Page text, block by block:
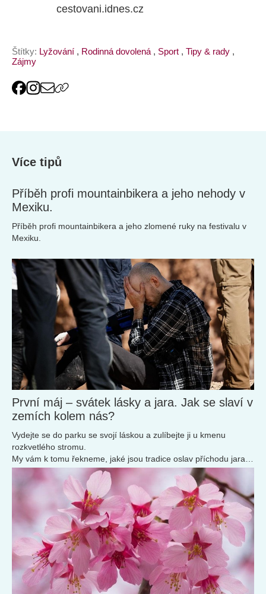
cestovani.idnes.cz
Štítky: Lyžování , Rodinná dovolená , Sport , Tipy & rady ,
Zájmy
Více tipů
Příběh profi mountainbikera a jeho nehody v
Mexiku.
Příběh profi mountainbikera a jeho zlomené ruky na festivalu v
Mexiku.
První máj – svátek lásky a jara. Jak se slaví v
zemích kolem nás?
Vydejte se do parku se svojí láskou a zulíbejte ji u kmenu
rozkvetlého stromu.
My vám k tomu řekneme, jaké jsou tradice oslav příchodu jara v
Evropě.